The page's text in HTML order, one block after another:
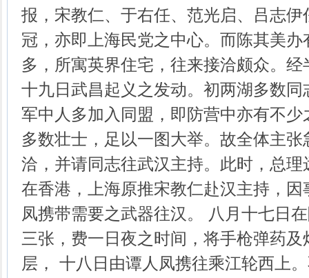
报，宋教仁、于右任、范光启、吕志
冠，亦即上海民党之中心。而陈其美
多，所寓英界住宅，往来接洽颇众。
十九日武昌起义之发动。初两湖多数
军中人多加入同盟，即防营中亦有不
多数壮士，足以一图大举。故全体主
洽，并请同志往武汉主持。此时，总
在香港，上海原推宋教仁赴汉主持，
凤携带需要之武器往汉。 八月十七日
三张，费一日夜之时间，将手枪弹药
层， 十八日由谭人凤携往乘江轮西上